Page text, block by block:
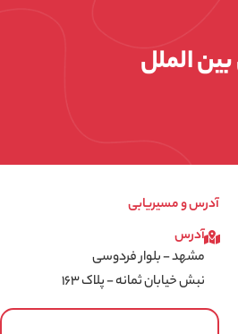
الملل
آدرس و مسیریابی
آدرس
مشهد - بلوار فردوسی
نبش خیابان ثمانه - پلاک ۱۶۳